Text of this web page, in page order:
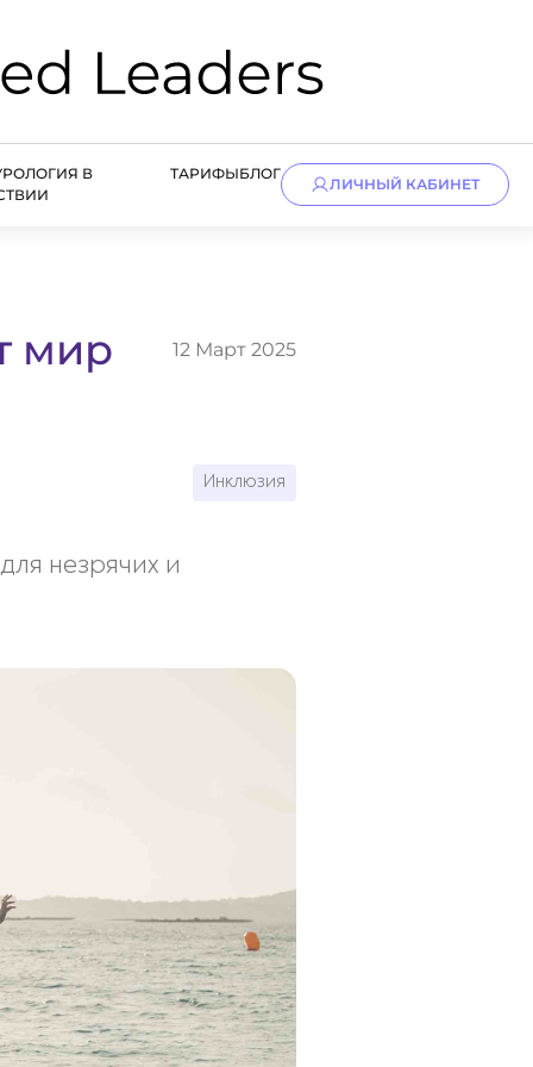
В
ТАРИФЫБЛОГ
ЛИЧНЫЙ КАБИНЕТ
мир 12 Март 2025
Инклюзия
незрячих и